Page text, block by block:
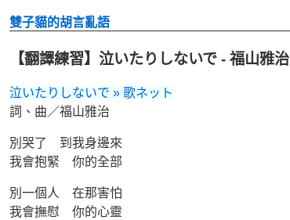
雙子貓的胡言亂語
【翻譯練習】泣いたりしないで - 福山雅治
泣いたりしないで » 歌ネット
詞、曲／福山雅治
別哭了 到我身邊來
我會抱緊 你的全部
別一個人 在那害怕
我會撫慰 你的心靈